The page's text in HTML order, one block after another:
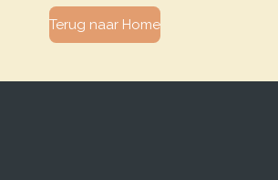
Terug naar Home